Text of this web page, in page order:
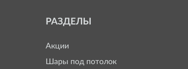
РАЗДЕЛЫ
Акции
Шары под потолок